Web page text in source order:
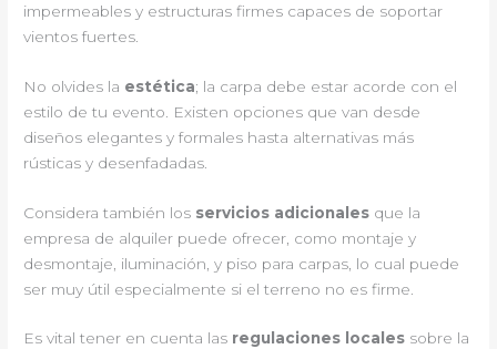
impermeables y estructuras firmes capaces de soportar
vientos fuertes.
No olvides la estética; la carpa debe estar acorde con el
estilo de tu evento. Existen opciones que van desde
diseños elegantes y formales hasta alternativas más
rústicas y desenfadadas.
Considera también los servicios adicionales que la
empresa de alquiler puede ofrecer, como montaje y
desmontaje, iluminación, y piso para carpas, lo cual puede
ser muy útil especialmente si el terreno no es firme.
Es vital tener en cuenta las regulaciones locales sobre la